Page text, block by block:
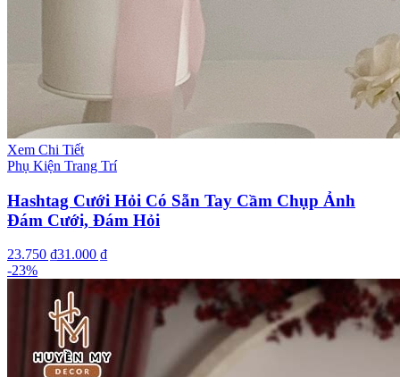
Xem Chi Tiết
Phụ Kiện Trang Trí
Hashtag Cưới Hỏi Có Sẵn Tay Cầm Chụp Ảnh
Đám Cưới, Đám Hỏi
23.750 ₫31.000 ₫
-23%